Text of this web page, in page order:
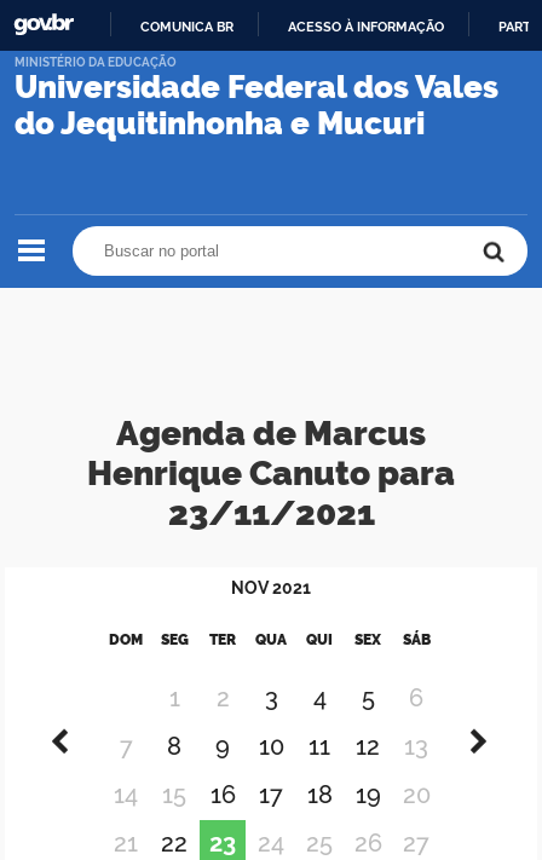
PARA
CONTEÚDO
COMUNICA BR ACESSO À INFORMAÇÃO
Universidade Federal dos Vales
do Jequitinhonha e Mucuri
MINISTÉRIO DA EDUCAÇÃO
Agenda de Marcus
Henrique Canuto para
23/11/2021
NOV2021
DOM SEG TER QUA QUI SEX SÁB
1 2 3 4 5
6
7
8 9 10 11 12
13
14
15 16 17 18 19
20
21
22 23 24 25 26
27